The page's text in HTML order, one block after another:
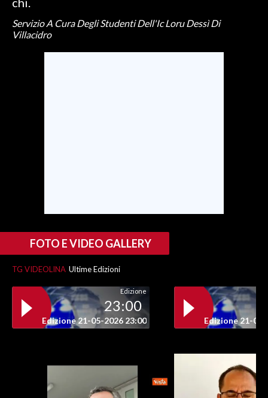
3 MINUTI CON
INSULARITÀ
Servizio A Cura Degli Studenti Dell'Ic Loru Dessì Di
Villacidro
FOTO E VIDEO GALLERY
TG VIDEOLINA Ultime Edizioni
Edizione
23:00
Edizione 21-05-2026 23:00 Edizione 21-05-